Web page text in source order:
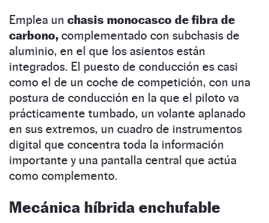
Emplea un chasis monocasco de fibra de
carbono, complementado con subchasis de
aluminio, en el que los asientos están
integrados. El puesto de conducción es casi
como el de un coche de competición, con una
postura de conducción en la que el piloto va
prácticamente tumbado, un volante aplanado
en sus extremos, un cuadro de instrumentos
digital que concentra toda la información
importante y una pantalla central que actúa
como complemento.
Mecánica híbrida enchufable